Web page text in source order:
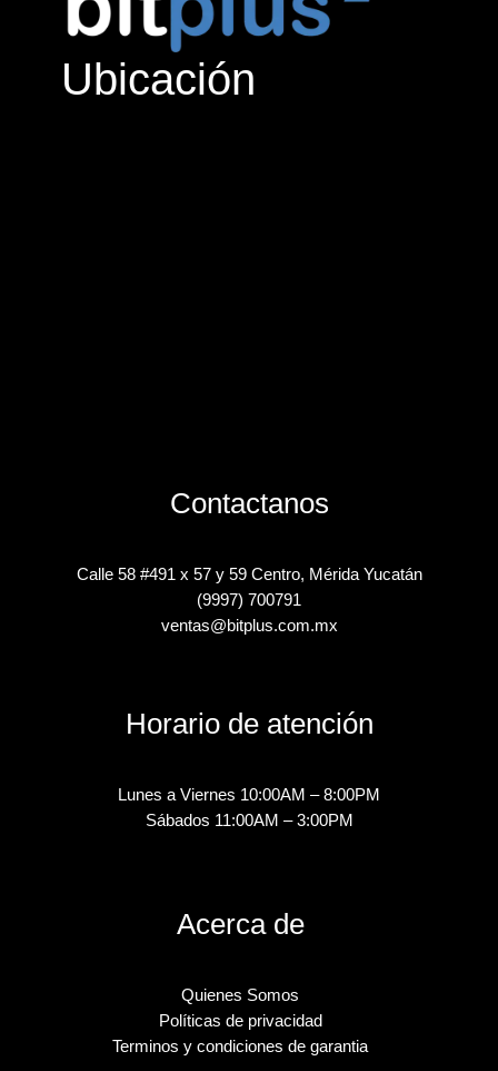
Ubicación
Contactanos
Calle 58 #491 x 57 y 59 Centro, Mérida Yucatán
(9997) 700791
ventas@bitplus.com.mx
Horario de atención
Lunes a Viernes 10:00AM – 8:00PM
Sábados 11:00AM – 3:00PM
Acerca de
Quienes Somos
Políticas de privacidad
Terminos y condiciones de garantia